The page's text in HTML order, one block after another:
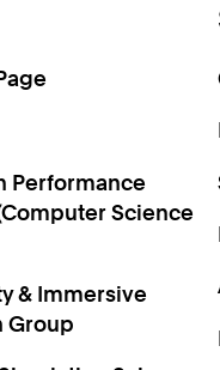
Performance
Science
& Immersive
Group